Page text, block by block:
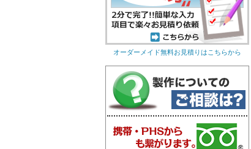
オリジナルのれん
オーダーメイド無料お見積りはこちらから